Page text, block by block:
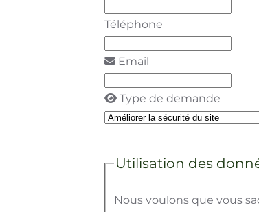
Email
Type de demande
Nous voulons que vous sachiez